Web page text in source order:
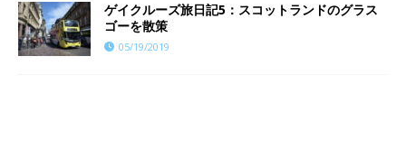
ゲイクルーズ旅日記5：スコットランドのグラス
ゴーを散策
05/19/2019